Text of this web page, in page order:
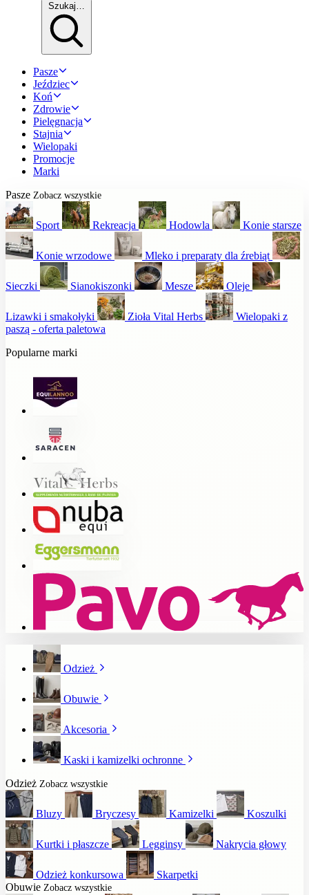
Szukaj…
Pasze
Jeździec
Koń
Zdrowie
Pielęgnacja
Stajnia
Wielopaki
Promocje
Marki
Pasze Zobacz wszystkie
Sport Rekreacja Hodowla Konie starsze
Konie wrzodowe Mleko i preparaty dla źrebiąt
Sieczki Sianokiszonki Mesze Oleje
Lizawki i smakołyki Zioła Vital Herbs
Wielopaki z
paszą - oferta paletowa
Popularne marki
Odzież
Obuwie
Akcesoria
Kaski i kamizelki ochronne
Odzież Zobacz wszystkie
Bluzy Bryczesy Kamizelki Koszulki
Kurtki i płaszcze Legginsy Nakrycia głowy
Odzież konkursowa
Skarpetki
Obuwie Zobacz wszystkie